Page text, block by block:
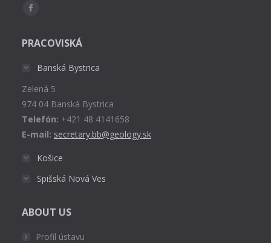
Find us on:
Facebook
opens
window
PRACOVISKÁ
Banská Bystrica
Zelená 5
974 04 Banská Bystrica
Telefón: +421 48 4141658
E-mail: secretary.bb@geology.sk
Košice
Spišská Nová Ves
ABOUT US
Profil ústavu